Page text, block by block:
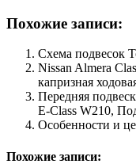
Похожие записи:
Схема подвесок
Nissan Almera
капризная
Передняя
E-Class W210,
Особенности и
Похожие записи: